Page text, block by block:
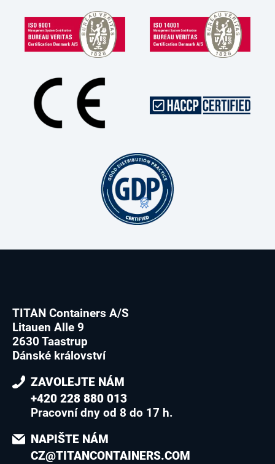
TITAN Containers A/S
Litauen Alle 9
2630 Taastrup
Dánské království
ZAVOLEJTE NÁM
+420 228 880 013
Pracovní dny od 8 do 17 h.
NAPIŠTE NÁM
CZ@TITANCONTAINERS.COM